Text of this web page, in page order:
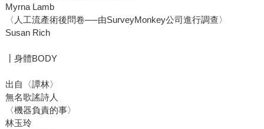
Myrna Lamb
〈人工流產術後問卷──由SurveyMonkey公司進行調查〉
Susan Rich
┃身體BODY
出自〈譚林〉
無名歌謠詩人
〈機器負責的事〉
林玉玲